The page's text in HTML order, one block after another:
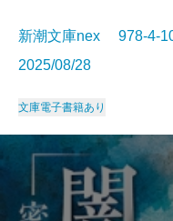
新潮文庫nex 978-4-
2025/08/28
文庫電子書籍あり